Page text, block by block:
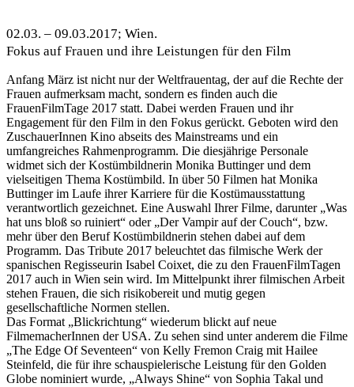
02.03. – 09.03.2017; Wien.
Fokus auf Frauen und ihre Leistungen für den Film
Anfang März ist nicht nur der Weltfrauentag, der auf die Rechte der
Frauen aufmerksam macht, sondern es finden auch die
FrauenFilmTage 2017 statt. Dabei werden Frauen und ihr
Engagement für den Film in den Fokus gerückt. Geboten wird den
ZuschauerInnen Kino abseits des Mainstreams und ein
umfangreiches Rahmenprogramm. Die diesjährige Personale
widmet sich der Kostümbildnerin Monika Buttinger und dem
vielseitigen Thema Kostümbild. In über 50 Filmen hat Monika
Buttinger im Laufe ihrer Karriere für die Kostümausstattung
verantwortlich gezeichnet. Eine Auswahl Ihrer Filme, darunter „Was
hat uns bloß so ruiniert“ oder „Der Vampir auf der Couch“, bzw.
mehr über den Beruf Kostümbildnerin stehen dabei auf dem
Programm. Das Tribute 2017 beleuchtet das filmische Werk der
spanischen Regisseurin Isabel Coixet, die zu den FrauenFilmTagen
2017 auch in Wien sein wird. Im Mittelpunkt ihrer filmischen Arbeit
stehen Frauen, die sich risikobereit und mutig gegen
gesellschaftliche Normen stellen.
Das Format „Blickrichtung“ wiederum blickt auf neue
FilmemacherInnen der USA. Zu sehen sind unter anderem die Filme
„The Edge Of Seventeen“ von Kelly Fremon Craig mit Hailee
Steinfeld, die für ihre schauspielerische Leistung für den Golden
Globe nominiert wurde, „Always Shine“ von Sophia Takal und